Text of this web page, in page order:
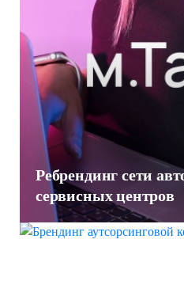
Ребрендинг сети
сервисных центров